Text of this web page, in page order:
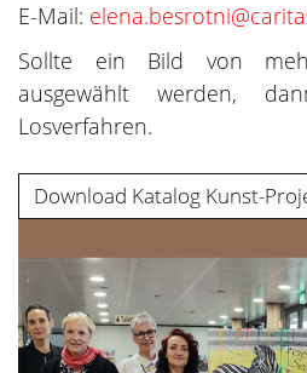
E-Mail:
Sollte ein Bild von
ausgewählt werden,
Losverfahren.
Download Katalog Kunst-